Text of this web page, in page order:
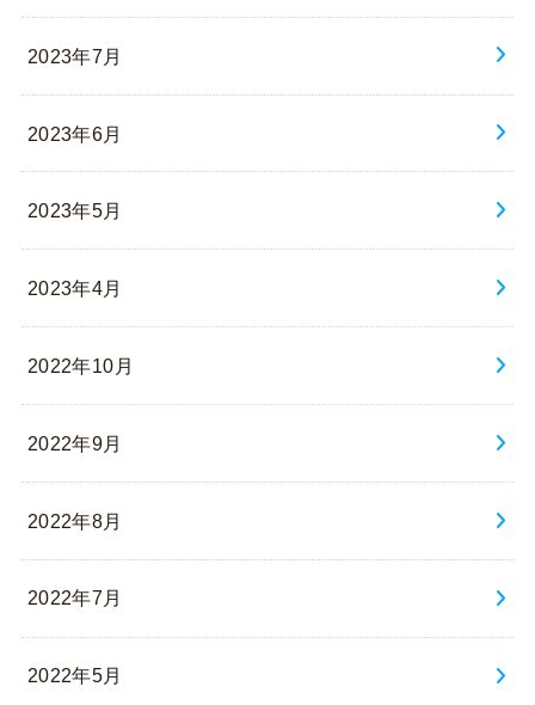
2023年7月
2023年6月
2023年5月
2023年4月
2022年10月
2022年9月
2022年8月
2022年7月
2022年5月